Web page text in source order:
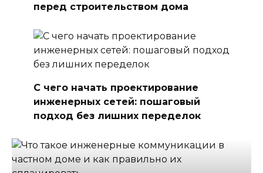
перед строительством дома
С чего начать проектирование
инженерных сетей: пошаговый
подход без лишних переделок